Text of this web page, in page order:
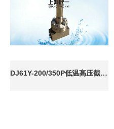
DJ61Y-200/350P低温高压截止阀